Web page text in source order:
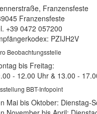
Franzensfeste
Franzensfeste
+39 0472 057200
PZIJH2V
Beobachtungsstelle
bis Freitag:
- 12.00 Uhr & 13.00 -
BBT-Infopoint
Mai bis Oktober: Dienstag-